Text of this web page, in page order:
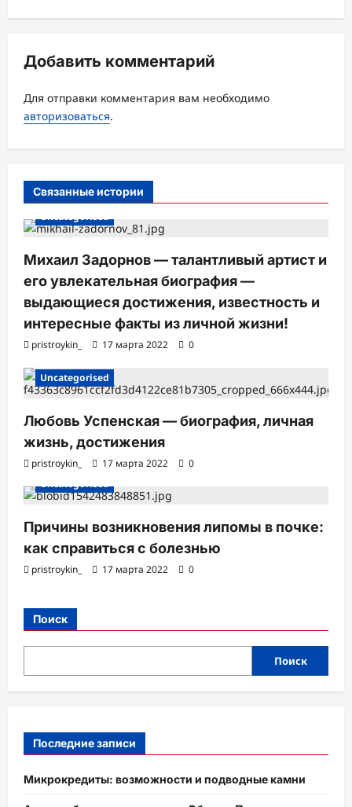
а
и
з
и
с
и
Добавить комментарий
Для отправки комментария вам необходимо
авторизоваться.
Связанные истории
Uncategorised
Михаил Задорнов — талантливый артист и
его увлекательная биография —
выдающиеся достижения, известность и
интересные факты из личной жизни!
pristroykin_ 17 марта 2022 0
Uncategorised
Любовь Успенская — биография, личная
жизнь, достижения
pristroykin_ 17 марта 2022
0
Uncategorised
Причины возникновения липомы в почке:
как справиться с болезнью
pristroykin_ 17 марта 2022 0
Поиск
Поиск
Последние записи
Микрокредиты: возможности и подводные камни